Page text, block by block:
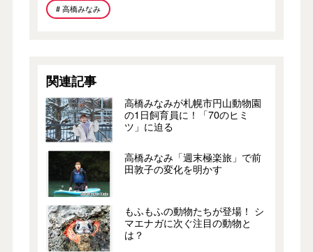
# 高橋みなみ
関連記事
高橋みなみが札幌市円山動物園
の1日飼育員に！「70のヒミ
ツ」に迫る
高橋みなみ「週末極楽旅」で前
田敦子の変化を明かす
もふもふの動物たちが登場！ シ
マエナガに次ぐ注目の動物と
は？